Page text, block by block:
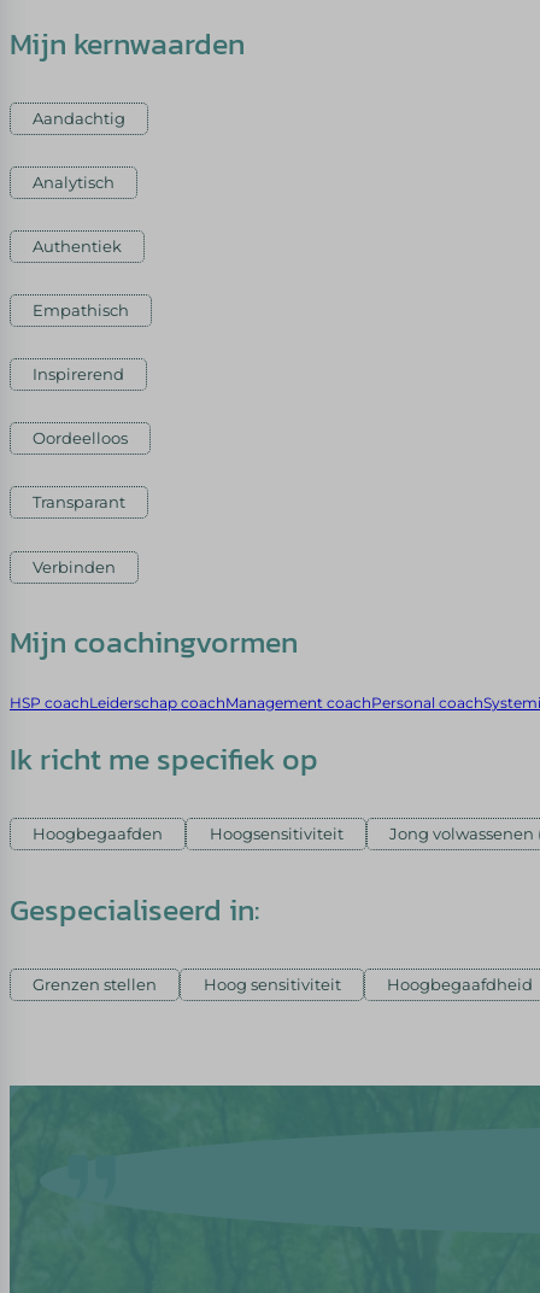
Mijn kernwaarden
Aandachtig
Analytisch
Authentiek
Empathisch
Inspirerend
Oordeelloos
Transparant
Verbinden
Mijn coachingvormen
HSP coachLeiderschap coachManagement coachPersonal coach
Ik richt me specifiek op
Hoogbegaafden Hoogsensitiviteit Jong volwassenen
Gespecialiseerd in:
Grenzen stellen Hoog sensitiviteit Hoogbegaafdheid